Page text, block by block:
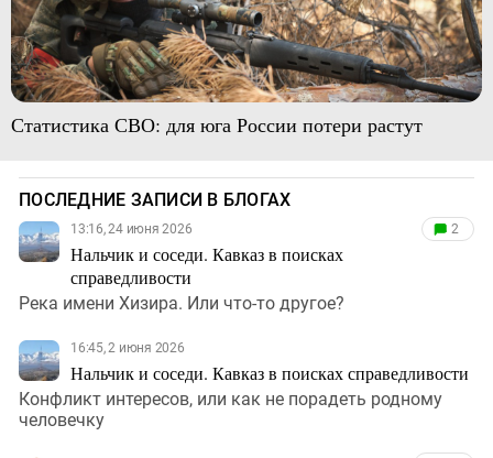
Статистика СВО: для юга России потери растут
ПОСЛЕДНИЕ ЗАПИСИ В БЛОГАХ
13:16, 24 июня 2026
Нальчик и соседи. Кавказ в поисках
справедливости
2
Река имени Хизира. Или что-то другое?
16:45, 2 июня 2026
Нальчик и соседи. Кавказ в поисках справедливости
Конфликт интересов, или как не порадеть родному
человечку